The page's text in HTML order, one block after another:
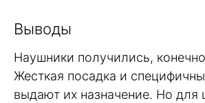
Выводы
Наушники получились,
Жесткая посадка и
выдают их назначение. Но для